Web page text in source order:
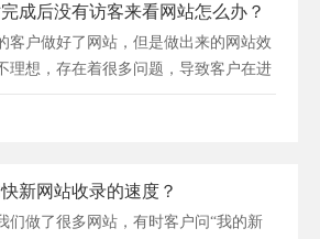
成后没有访客来看网站怎么办？
客户做好了网站，但是做出来的网站效
理想，存在着很多问题，导致客户在进
停留很短......
新网站收录的速度？
们做了很多网站，有时客户问“我的新